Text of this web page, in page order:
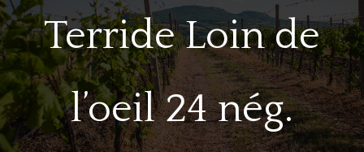
Terride Loin de
l’oeil 24 nég.